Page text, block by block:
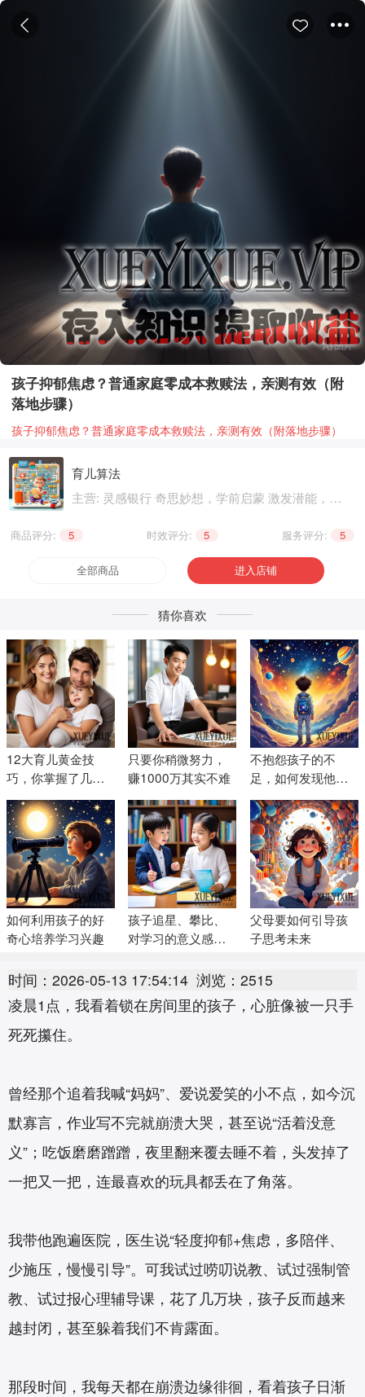
孩子抑郁焦虑？普通家庭零成本救赎法，亲测有效（附
落地步骤）
孩子抑郁焦虑？普通家庭零成本救赎法，亲测有效（附落地步骤）
育儿算法
主营: 灵感银行 奇思妙想，学前启蒙 激发潜能，基
个性生活，健康养生 精神文化
商品评分: 5 时效评分: 5 服务评分: 5
全部商品 进入店铺
猜你喜欢
12大育儿黄金技
巧，你掌握了几
个？
只要你稍微努力，
赚1000万其实不难
不抱怨孩子的不
足，如何发现他们
的优点和长处
如何利用孩子的好
奇心培养学习兴趣
孩子追星、攀比、
对学习的意义感缺
父母要如何引导孩
子思考未来
时间：2026-05-13 17:54:14 浏览：2515
凌晨1点，我看着锁在房间里的孩子，心脏像被一只手
死死攥住。
曾经那个追着我喊“妈妈”、爱说爱笑的小不点，如今沉
默寡言，作业写不完就崩溃大哭，甚至说“活着没意
义”；吃饭磨磨蹭蹭，夜里翻来覆去睡不着，头发掉了
一把又一把，连最喜欢的玩具都丢在了角落。
我带他跑遍医院，医生说“轻度抑郁+焦虑，多陪伴、
少施压，慢慢引导”。可我试过唠叨说教、试过强制管
教、试过报心理辅导课，花了几万块，孩子反而越来
越封闭，甚至躲着我们不肯露面。
那段时间，我每天都在崩溃边缘徘徊，看着孩子日渐